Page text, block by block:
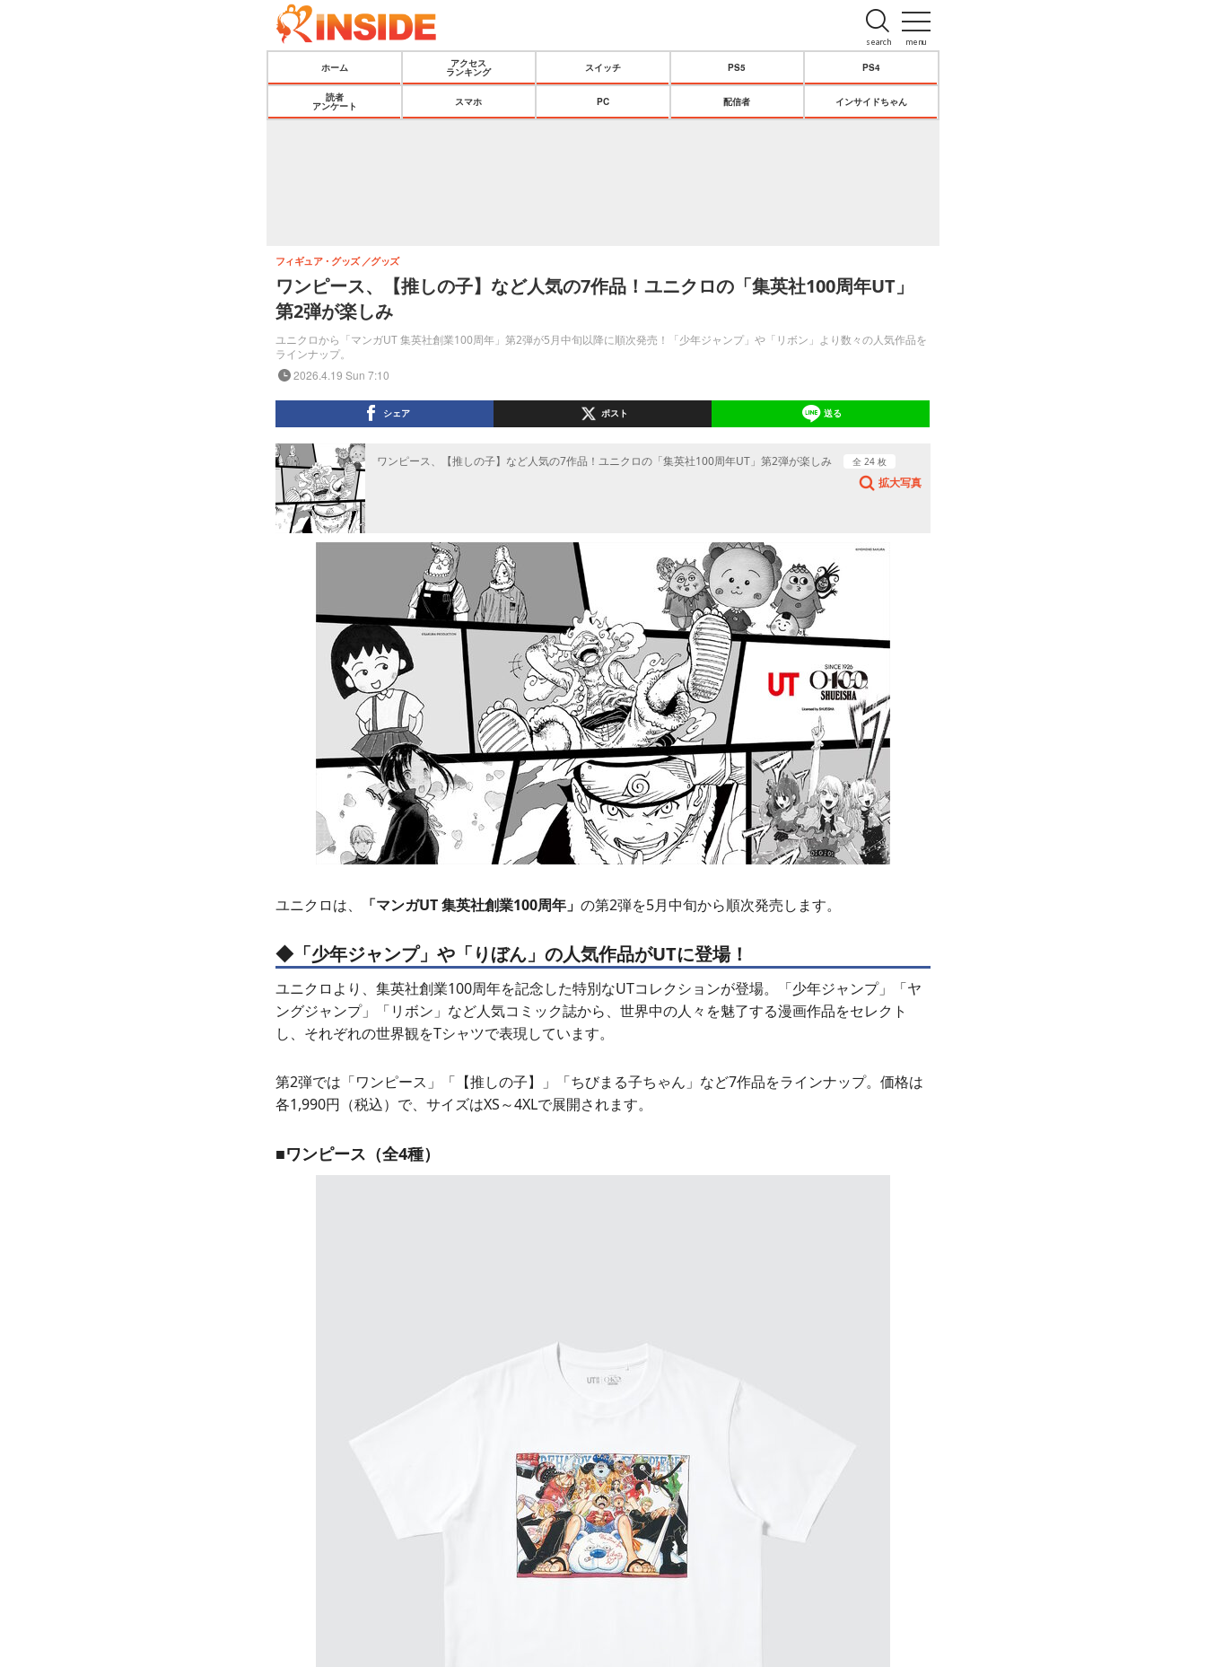
menu
search
ホーム
アクセス
ランキング
スイッチ PS5 PS4
読者
アンケート
スマホ PC 配信者 インサイドちゃん
ワンピース、【推しの子】など人気の7作品！ユニクロの「集英社100周年UT」
第2弾が楽しみ
ユニクロから「マンガUT 集英社創業100周年」第2弾が5月中旬以降に順次発売！「少年ジャンプ」や「リボン」より数々の人気作品を
ラインナップ。
フィギュア・グッズ グッズ
2026.4.19 Sun 7:10
シェア ポスト 送る
ワンピース、【推しの子】など人気の7作品！ユニクロの「集英社100周年UT」第2弾が楽しみ 全 24 枚
拡大写真
ユニクロは、 「マンガUT 集英社創業100周年」 の第2弾を5月中旬から順次発売します。
◆「少年ジャンプ」や「りぼん」の人気作品がUTに登場！
ユニクロより、集英社創業100周年を記念した特別なUTコレクションが登場。「少年ジャンプ」「ヤ
ングジャンプ」「リボン」など人気コミック誌から、世界中の人々を魅了する漫画作品をセレクト
し、それぞれの世界観をTシャツで表現しています。
第2弾では「ワンピース」「【推しの子】」「ちびまる子ちゃん」など7作品をラインナップ。価格は
各1,990円（税込）で、サイズはXS～4XLで展開されます。
■ワンピース（全4種）